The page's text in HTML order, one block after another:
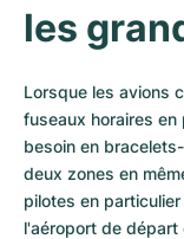
les
Lorsque les avions
fuseaux horaires
besoin en
deux zones en
pilotes en
l'aéroport de